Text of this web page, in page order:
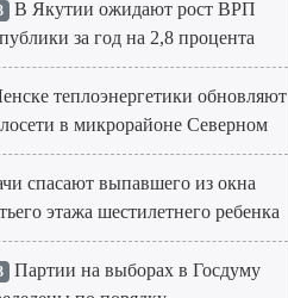
В Якутии ожидают рост ВРП
за год на 2,8 процента
теплоэнергетики обновляют
в микрорайоне Северном
спасают выпавшего из окна
этажа шестилетнего ребенка
Партии на выборах в Госдуму